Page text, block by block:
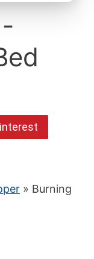
» Burning